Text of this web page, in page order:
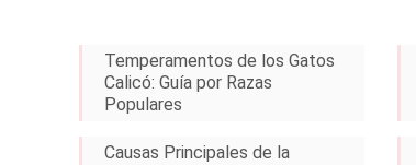
Temperamentos de los Gatos
Calicó: Guía por Razas
Populares
Causas Principales de la